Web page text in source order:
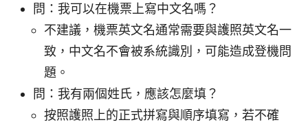
問：我可以在機票上寫中文名嗎？
不建議，機票英文名通常需要與護照英文名一
致，中文名不會被系統識別，可能造成登機問
題。
問：我有兩個姓氏，應該怎麼填？
按照護照上的正式拼寫與順序填寫，若不確